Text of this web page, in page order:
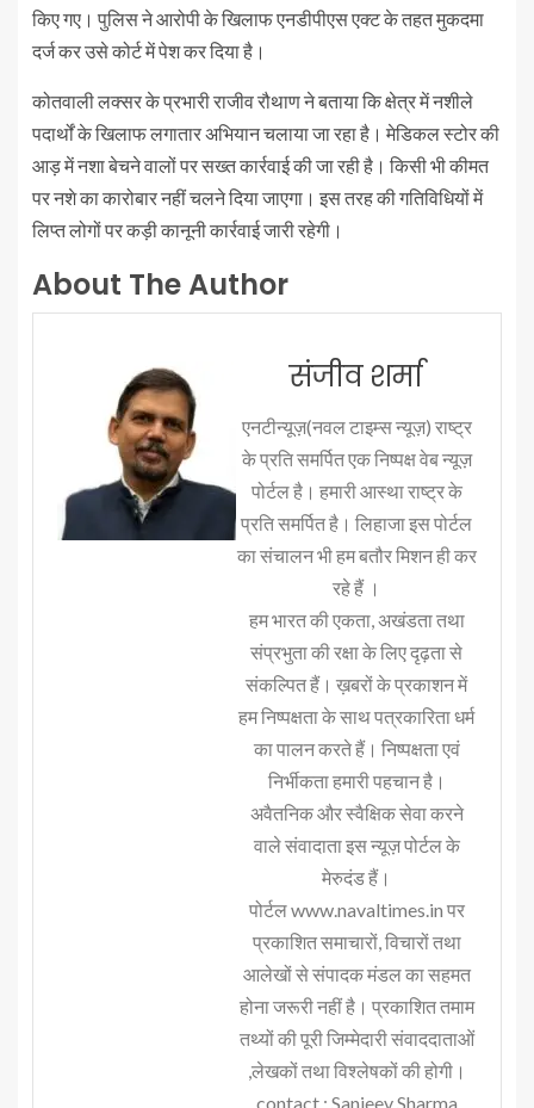
किए गए। पुलिस ने आरोपी के खिलाफ एनडीपीएस एक्ट के तहत मुकदमा
दर्ज कर उसे कोर्ट में पेश कर दिया है।
कोतवाली लक्सर के प्रभारी राजीव रौथाण ने बताया कि क्षेत्र में नशीले
पदार्थों के खिलाफ लगातार अभियान चलाया जा रहा है। मेडिकल स्टोर की
आड़ में नशा बेचने वालों पर सख्त कार्रवाई की जा रही है। किसी भी कीमत
पर नशे का कारोबार नहीं चलने दिया जाएगा। इस तरह की गतिविधियों में
लिप्त लोगों पर कड़ी कानूनी कार्रवाई जारी रहेगी।
About The Author
संजीव शर्मा
एनटीन्यूज़(नवल टाइम्स न्यूज़) राष्ट्र
के प्रति समर्पित एक निष्पक्ष वेब न्यूज़
पोर्टल है। हमारी आस्था राष्ट्र के
प्रति समर्पित है। लिहाजा इस पोर्टल
का संचालन भी हम बतौर मिशन ही कर
रहे हैं ।
हम भारत की एकता, अखंडता तथा
संप्रभुता की रक्षा के लिए दृढ़ता से
संकल्पित हैं। ख़बरों के प्रकाशन में
हम निष्पक्षता के साथ पत्रकारिता धर्म
का पालन करते हैं। निष्पक्षता एवं
निर्भीकता हमारी पहचान है।
अवैतनिक और स्वैक्षिक सेवा करने
वाले संवादाता इस न्यूज़ पोर्टल के
मेरुदंड हैं।
पोर्टल www.navaltimes.in पर
प्रकाशित समाचारों, विचारों तथा
आलेखों से संपादक मंडल का सहमत
होना जरूरी नहीं है। प्रकाशित तमाम
तथ्यों की पूरी जिम्मेदारी संवाददाताओं
,लेखकों तथा विश्लेषकों की होगी।
contact : Sanjeev Sharma